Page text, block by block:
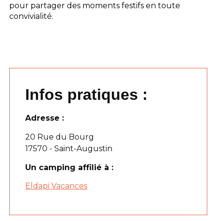
pour partager des moments festifs en toute
convivialité.
Infos pratiques :
Adresse :
20 Rue du Bourg
17570 - Saint-Augustin
Un camping affilié à :
Eldapi Vacances